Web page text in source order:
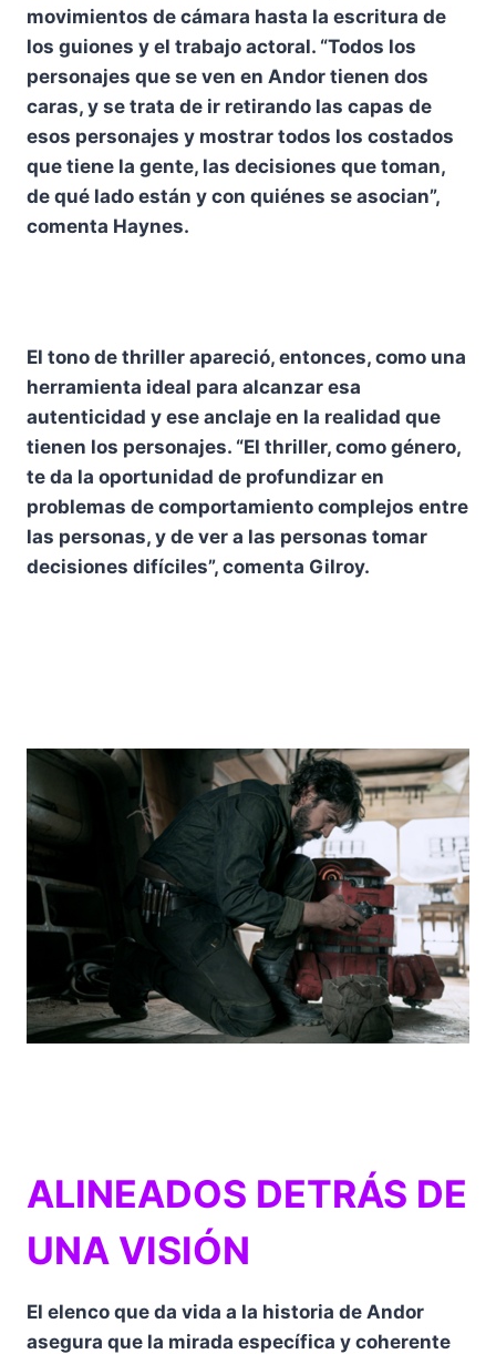
movimientos de cámara hasta la escritura de
los guiones y el trabajo actoral. “Todos los
personajes que se ven en Andor tienen dos
caras, y se trata de ir retirando las capas de
esos personajes y mostrar todos los costados
que tiene la gente, las decisiones que toman,
de qué lado están y con quiénes se asocian”,
comenta Haynes.
El tono de thriller apareció, entonces, como una
herramienta ideal para alcanzar esa
autenticidad y ese anclaje en la realidad que
tienen los personajes. “El thriller, como género,
te da la oportunidad de profundizar en
problemas de comportamiento complejos entre
las personas, y de ver a las personas tomar
decisiones difíciles”, comenta Gilroy.
ALINEADOS DETRÁS DE
UNA VISIÓN
El elenco que da vida a la historia de Andor
asegura que la mirada específica y coherente